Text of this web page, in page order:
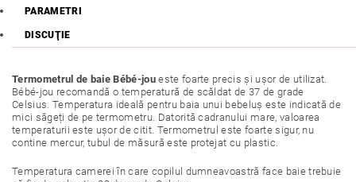
PARAMETRI
DISCUŢIE
Termometrul de baie Bébé-joueste foarte precis și ușor de utilizat.
Bébé-jou recomandă o temperatură de scăldat de 37 de grade
Celsius. Temperatura ideală pentru baia unui bebeluș este indicată de
mici săgeți de pe termometru. Datorită cadranului mare, valoarea
temperaturii este ușor de citit. Termometrul este foarte sigur, nu
contine mercur, tubul de măsură este protejat cu plastic.
Temperatura camerei în care copilul dumneavoastră face baie trebuie